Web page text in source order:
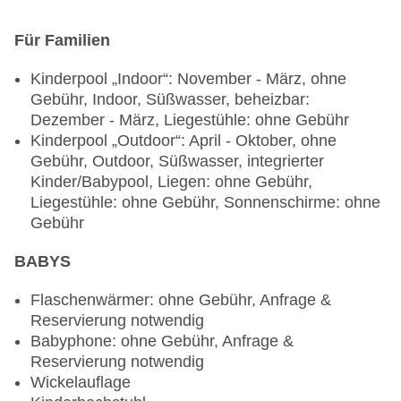
Wein/Bier/Softdrinks, Sekt,
Restaurants: 6
Hauptrestaurant „Palmiye Main Restaurant“:
Küche: international, Diätküche: ohne Gebühr,
Anfrage & Reservierung nicht notwendig,
glutenfreie Gerichte, vegetarische Gerichte: ohne
Gebühr, Anfrage & Reservierung nicht notwendig,
vegane Gerichte: ohne Gebühr, Anfrage &
Showcooking, Anfrage & Reservierung nicht
21:00 Uhr, klimatisierbar, mit Terrasse,
Kinderhochstuhl, angemessene Kleidung
erwünscht
Spezialitätenrestaurant „Safran International A la
Carte“: Küche: international, à la carte,
Für Familien
Kinderpool „Indoor“: November - März, ohne
Gebühr, Indoor, Süßwasser, beheizbar:
Dezember - März, Liegestühle: ohne Gebühr
Kinderpool „Outdoor“: April - Oktober, ohne
Gebühr, Outdoor, Süßwasser, integrierter
Kinder/Babypool, Liegen: ohne Gebühr,
Liegestühle: ohne Gebühr, Sonnenschirme: ohne
Gebühr
BABYS
Flaschenwärmer: ohne Gebühr, Anfrage &
Reservierung notwendig
Babyphone: ohne Gebühr, Anfrage &
Reservierung notwendig
Wickelauflage